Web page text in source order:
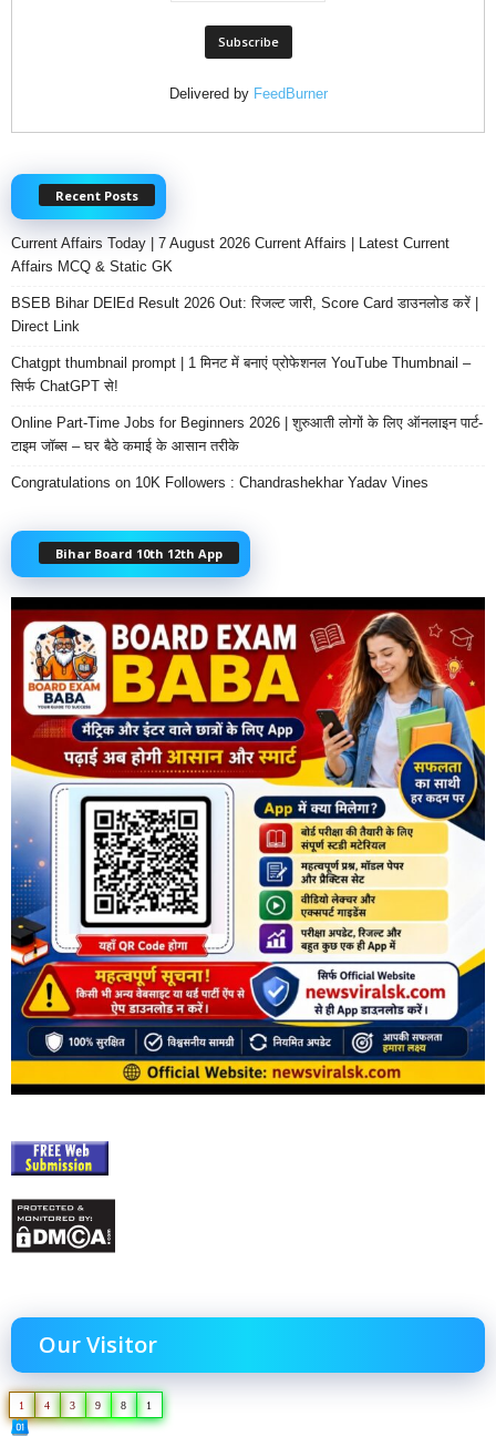
Delivered by FeedBurner
Recent Posts
Current Affairs Today | 7 August 2026 Current Affairs | Latest Current
Affairs MCQ & Static GK
BSEB Bihar DElEd Result 2026 Out: रिजल्ट जारी, Score Card डाउनलोड करें |
Direct Link
Chatgpt thumbnail prompt | 1 मिनट में बनाएं प्रोफेशनल YouTube Thumbnail –
सिर्फ ChatGPT से!
Online Part-Time Jobs for Beginners 2026 | शुरुआती लोगों के लिए ऑनलाइन पार्ट-
टाइम जॉब्स – घर बैठे कमाई के आसान तरीके
Congratulations on 10K Followers : Chandrashekhar Yadav Vines
Bihar Board 10th 12th App
Our Visitor
1 4 3 9 8 1